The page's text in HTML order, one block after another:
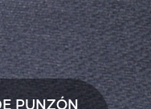
PUNZÓN